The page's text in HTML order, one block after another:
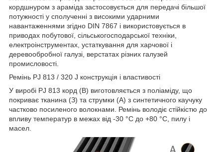
кордшнуром з араміда застосовується для передачі більшої
потужності у сполученні з високими ударними
навантаженнями згідно DIN 7867 і використовується в
приводах побутової, сільськогосподарської техніки,
електроінструментах, устаткування для харчової і
деревообробної галузі, верстатах різних галузей
промисловості.
Ремінь PJ 813 / 320 J конструкція і властивості
У виробі PJ 813 корд (В) виготовляється з поліаміду, що
покриває тканина (З) та струмки (А) з синтетичного каучуку
частково посиленого волокнами. Ремінь володіє стійкістю до
впливу температур в межах від -30 °C до +80 °C, пилу і
масел.